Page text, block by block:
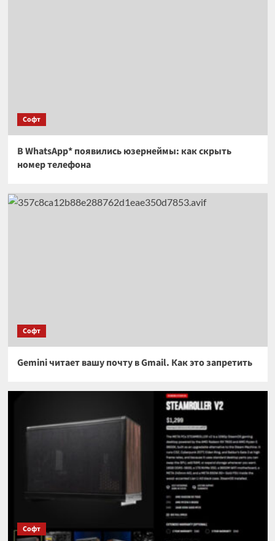
Софт
В WhatsApp* появились юзернеймы: как скрыть
номер телефона
Софт
Gemini читает вашу почту в Gmail. Как это запретить
Софт